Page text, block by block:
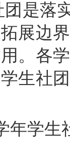
是落
展边
。各
生社
年学